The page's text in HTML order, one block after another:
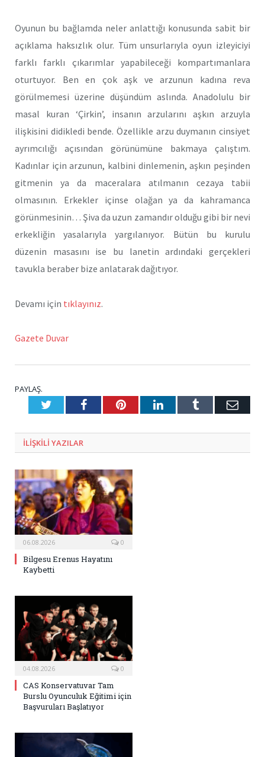
Oyunun bu bağlamda neler anlattığı konusunda sabit bir
açıklama haksızlık olur. Tüm unsurlarıyla oyun izleyiciyi
farklı farklı çıkarımlar yapabileceği kompartımanlara
oturtuyor. Ben en çok aşk ve arzunun kadına reva
görülmemesi üzerine düşündüm aslında. Anadolulu bir
masal kuran ‘Çirkin’, insanın arzularını aşkın arzuyla
ilişkisini didikledi bende. Özellikle arzu duymanın cinsiyet
ayrımcılığı açısından görünümüne bakmaya çalıştım.
Kadınlar için arzunun, kalbini dinlemenin, aşkın peşinden
gitmenin ya da maceralara atılmanın cezaya tabii
olmasının. Erkekler içinse olağan ya da kahramanca
görünmesinin… Şiva da uzun zamandır olduğu gibi bir nevi
erkekliğin yasalarıyla yargılanıyor. Bütün bu kurulu
düzenin masasını ise bu lanetin ardındaki gerçekleri
tavukla beraber bize anlatarak dağıtıyor.
Devamı için tıklayınız.
Gazete Duvar
PAYLAŞ.
TwitterFacebookPinterestLinkedInTumblr E-
ILIŞKILI YAZILAR
06.08.2026 0
Bilgesu Erenus Hayatını
Kaybetti
04.08.2026 0
CAS Konservatuvar Tam
Burslu Oyunculuk Eğitimi için
Başvuruları Başlatıyor